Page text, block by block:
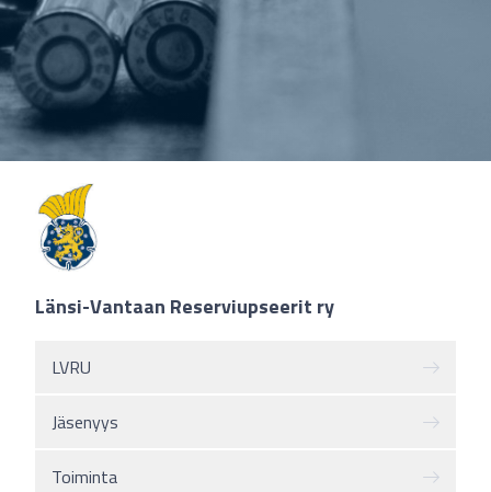
Länsi-Vantaan Reserviupseerit ry
LVRU
Jäsenyys
Toiminta